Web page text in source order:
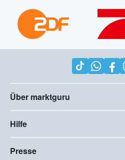
Über marktguru
Hilfe
Presse